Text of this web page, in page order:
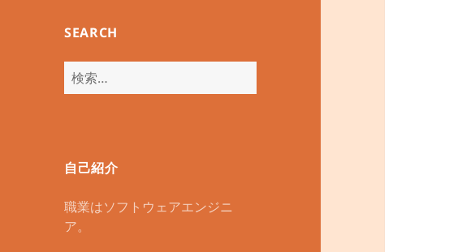
SEARCH
検
索:
自己紹介
職業はソフトウェアエンジニ
ア。